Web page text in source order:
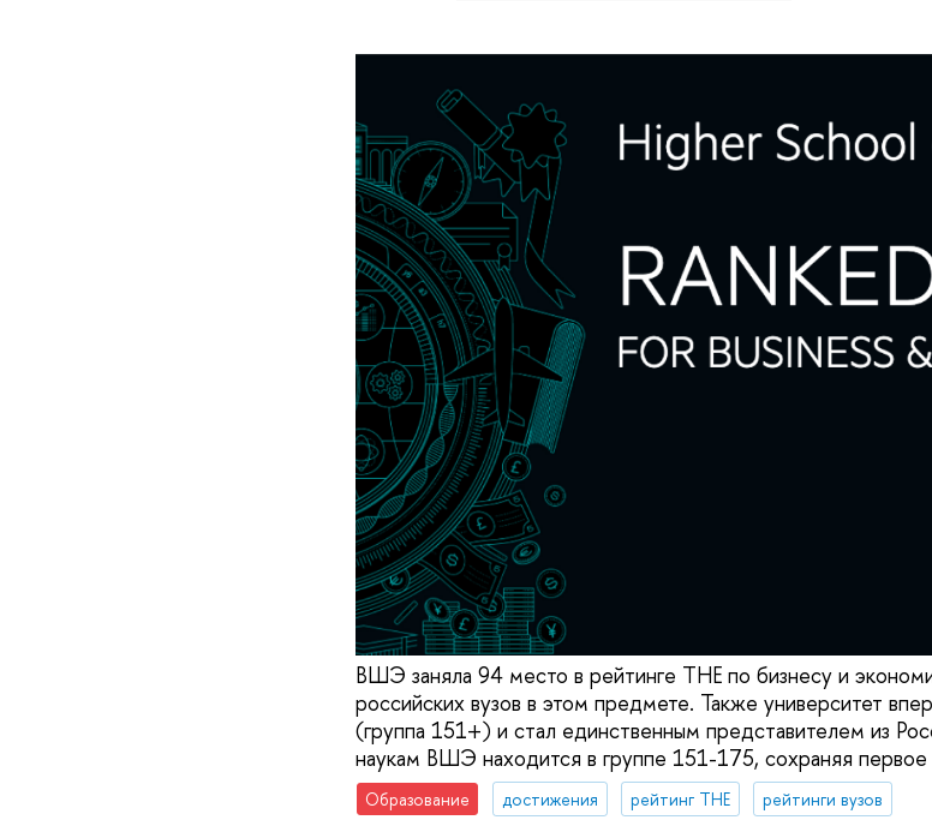
ВШЭ заняла 94 место в рейтинге ТНЕ по бизнесу и
российских вузов в этом предмете. Также университет
(группа 151+) и стал единственным представителем из
наукам ВШЭ находится в группе 151-175, сохраняя
Образование достижения рейтинг THE рейтинги вузов